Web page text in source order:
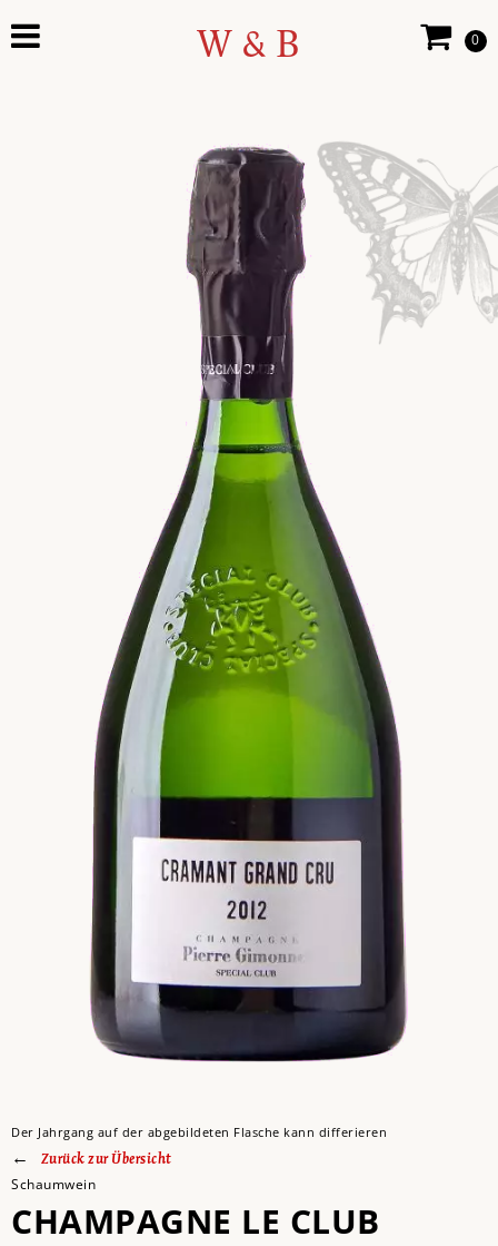
0
W & B
Der Jahrgang auf der abgebildeten Flasche kann differieren
Zurück zur Übersicht
Schaumwein
CHAMPAGNE LE CLUB